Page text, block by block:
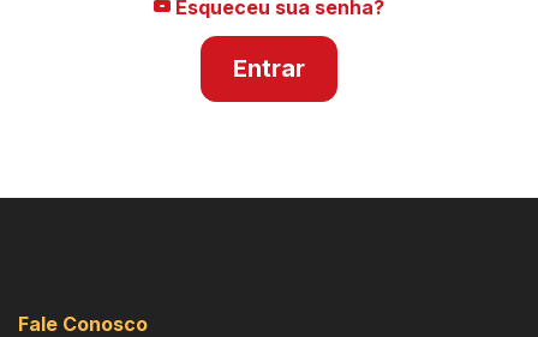
Esqueceu sua senha?
Entrar
Fale Conosco